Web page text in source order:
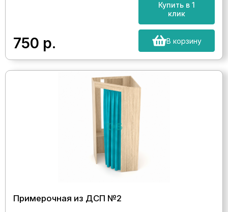
750 р.
Купить в 1
клик
В корзину
Примерочная из ДСП №2